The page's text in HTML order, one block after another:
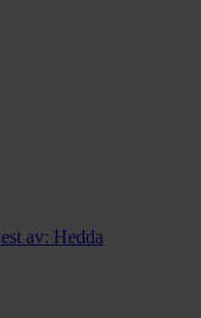
av: Hedda